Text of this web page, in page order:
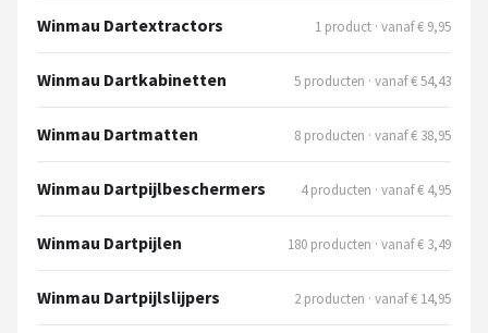
Winmau Dartextractors 1 product · vanaf € 9,95
Winmau Dartkabinetten 5 producten · vanaf € 54,43
Winmau Dartmatten 8 producten · vanaf € 38,95
Winmau Dartpijlbeschermers 4 producten · vanaf € 4,95
Winmau Dartpijlen 180 producten · vanaf € 3,49
Winmau Dartpijlslijpers 2 producten · vanaf € 14,95